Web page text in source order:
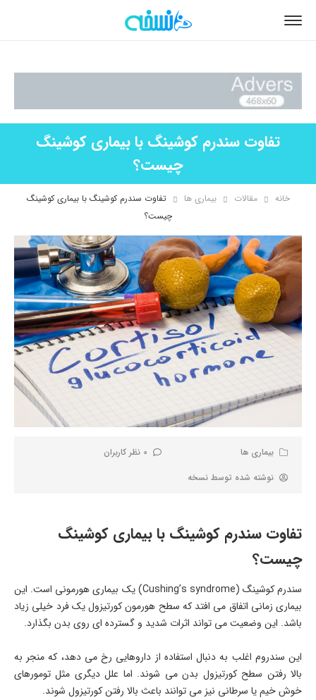
تفاوت سندرم کوشینگ با بیماری کوشینگ
چیست؟
خانه مقالات بیماری ها
تفاوت سندرم کوشینگ با بیماری کوشینگ
چیست؟
بیماری ها
0 نظر کاربران
نوشته شده توسط نسخه
تفاوت سندرم کوشینگ با بیماری کوشینگ
چیست؟
سندرم کوشینگ (Cushing’s syndrome) یک بیماری هورمونی است. این
بیماری زمانی اتفاق می افتد که سطح هورمون کورتیزول یک فرد خیلی زیاد
باشد. این وضعیت می تواند اثرات شدید و گسترده ای روی بدن بگذارد.
این سندروم اغلب به دنبال استفاده از داروهایی رخ می دهد، که منجر به
بالا رفتن سطح کورتیزول بدن می شوند. اما علل دیگری مثل تومورهای
خوش خیم یا سرطانی نیز می توانند باعث بالا رفتن کورتیزول شوند.